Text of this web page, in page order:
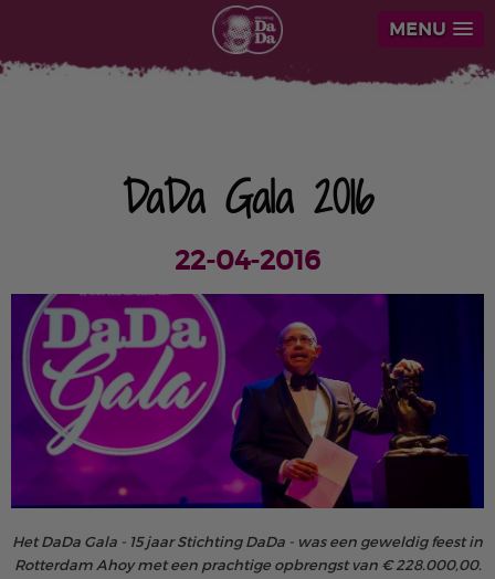
MENU
DaDa Gala 2016
22-04-2016
Het DaDa Gala - 15 jaar Stichting DaDa - was een geweldig feest in
Rotterdam Ahoy met een prachtige opbrengst van € 228.000,00.